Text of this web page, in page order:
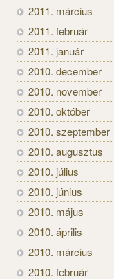
2011. március
2011. február
2011. január
2010. december
2010. november
2010. október
2010. szeptember
2010. augusztus
2010. július
2010. június
2010. május
2010. április
2010. március
2010. február